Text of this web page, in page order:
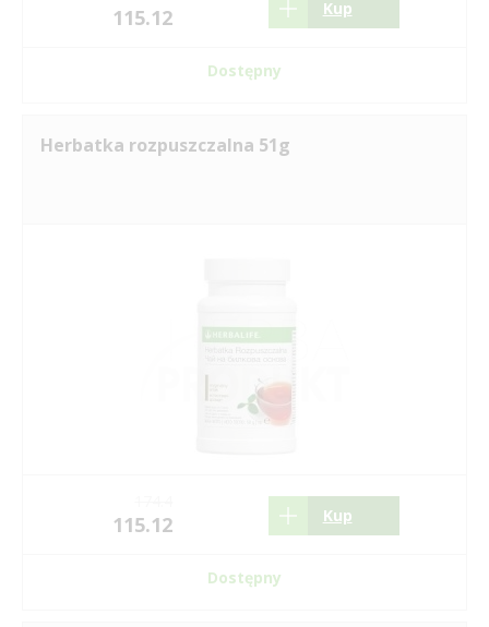
115.12 Kup
Dostępny
Herbatka rozpuszczalna 51g
115.12 Kup
Dostępny